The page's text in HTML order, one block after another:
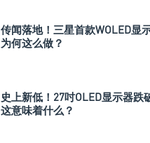
传闻落地！三星首款WOLED显
为何这么做？
史上新低！27吋OLED显示器跌
这意味着什么？